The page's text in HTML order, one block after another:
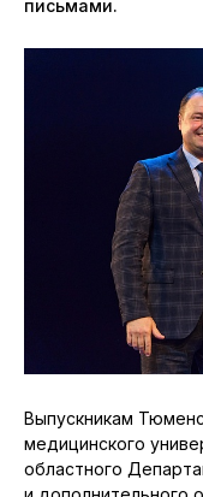
письмами.
Выпускникам
медицинского
областного